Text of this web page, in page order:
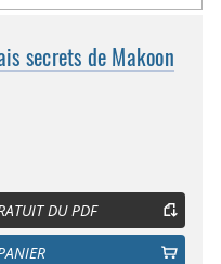
secrets de Makoon
DU PDF